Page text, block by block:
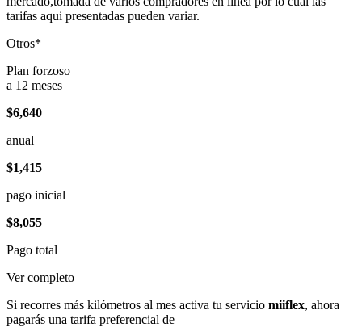
tarifas aqui presentadas pueden variar.
Otros*
Plan forzoso
a 12 meses
$6,640
anual
$1,415
pago inicial
$8,055
Pago total
Ver completo
Si recorres más kilómetros al mes activa tu servicio miiflex, ahora
pagarás una tarifa preferencial de